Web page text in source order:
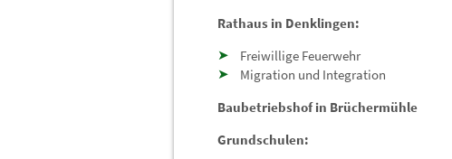
Rathaus in Denklingen:
Freiwillige Feuerwehr
Migration und Integration
Baubetriebshof in Brüchermühle
Grundschulen: